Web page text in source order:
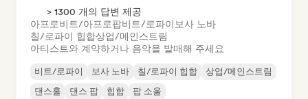
> 1300 개의 답변 제공
아프로비트/아프로팝비트/로파이 보사 노바
칠/로파이 힙합상업/메인스트림
아티스트와 계약하거나 음악을 발매해 주세요
비트/로파이 보사 노바 칠/로파이 힙합
상업/메인스트림
댄스홀
댄스 팝 힙합 팝 소울